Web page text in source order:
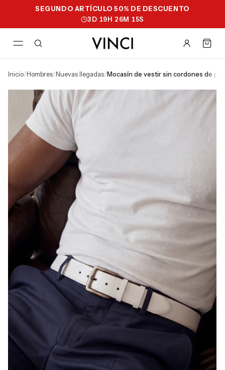
SEGUNDO ARTÍCULO 50% DE DESCUENTO
3D 19H 26M 14S
inicio/ hombres/ nuevas llegadas/ mocasín de vestir sin cordones de